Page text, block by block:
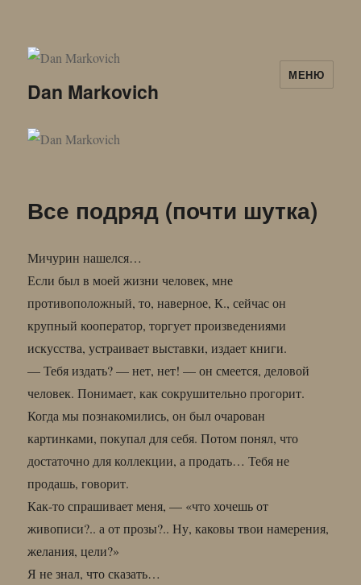
Dan Markovich
МЕНЮ
Все подряд (почти шутка)
Мичурин нашелся…
Если был в моей жизни человек, мне
противоположный, то, наверное, К., сейчас он
крупный кооператор, торгует произведениями
искусства, устраивает выставки, издает книги.
— Тебя издать? — нет, нет! — он смеется, деловой
человек. Понимает, как сокрушительно прогорит.
Когда мы познакомились, он был очарован
картинками, покупал для себя. Потом понял, что
достаточно для коллекции, а продать… Тебя не
продашь, говорит.
Как-то спрашивает меня, — «что хочешь от
живописи?.. а от прозы?.. Ну, каковы твои намерения,
желания, цели?»
Я не знал, что сказать…